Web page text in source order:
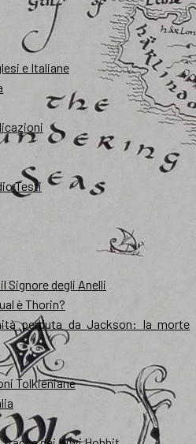
e Italiane
Testi
Signore degli Anelli
è Thorin?
perduta da Jackson: la morte
Tolkieniane